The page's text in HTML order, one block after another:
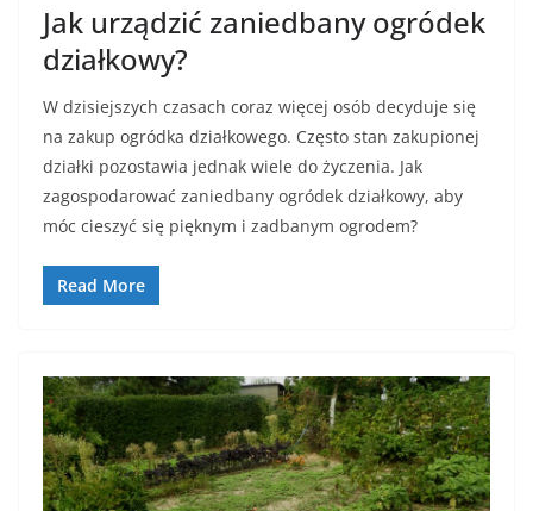
Jak urządzić zaniedbany ogródek
działkowy?
W dzisiejszych czasach coraz więcej osób decyduje się
na zakup ogródka działkowego. Często stan zakupionej
działki pozostawia jednak wiele do życzenia. Jak
zagospodarować zaniedbany ogródek działkowy, aby
móc cieszyć się pięknym i zadbanym ogrodem?
Read More